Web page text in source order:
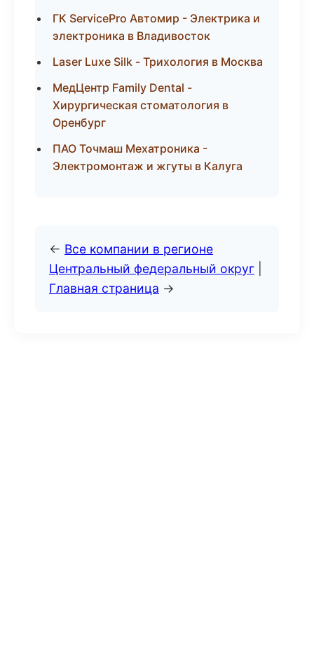
ГК ServicePro Автомир - Электрика и
электроника в Владивосток
Laser Luxe Silk - Трихология в Москва
МедЦентр Family Dental -
Хирургическая стоматология в
Оренбург
ПАО Точмаш Мехатроника -
Электромонтаж и жгуты в Калуга
← Все компании в регионе
Центральный федеральный округ
Главная страница →